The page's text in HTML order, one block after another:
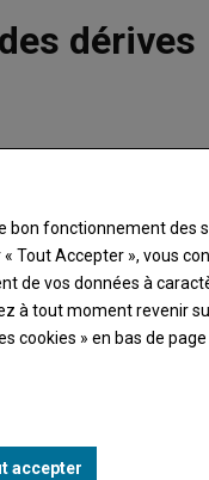
dérives
des coûts de
ne justifie pas
bon fonctionnement des
Tout Accepter », vous
de vos données à
à tout moment revenir
cookies » en bas de page
accepter